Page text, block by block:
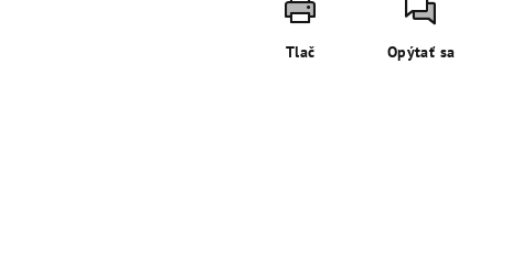
Tlač Opýtať sa